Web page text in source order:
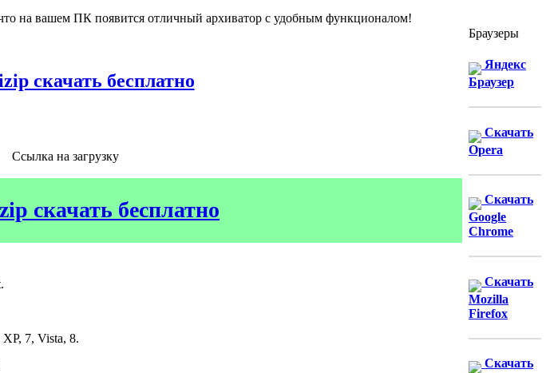
что на вашем ПК появится отличный архиватор с удобным функционалом!
скачать бесплатно
Ссылка на загрузку
скачать бесплатно
7, Vista, 8.
Браузеры
Яндекс
Браузер
Скачать
Opera
Скачать
Google
Chrome
Скачать
Mozilla
Firefox
Скачать